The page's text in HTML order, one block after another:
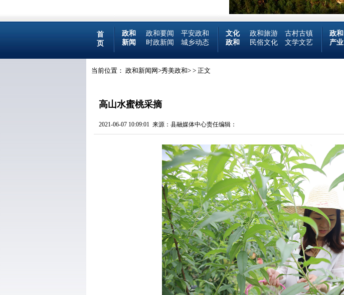
首
页
政和 政和要闻
平安政和
新闻
时政新闻 城乡动态
文化 政和旅游
古村古镇
政和
民俗文化 文学文艺
政和
产业
当前位置： 政和新闻网>秀美政和> > 正文
​高山水蜜桃采摘
2021-06-07 10:09:01 来源：县融媒体中心责任编辑：